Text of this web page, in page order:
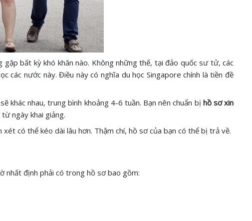
gặp bất kỳ khó khăn nào. Không những thế, tại đảo quốc sư tử, các
các nước này. Điều này có nghĩa du học Singapore chính là tiền đề
khác nhau, trung bình khoảng 4-6 tuần. Bạn nên chuẩn bị hồ sơ xin
ngày khai giảng.
có thể kéo dài lâu hơn. Thậm chí, hồ sơ của bạn có thể bị trả về.
nhất định phải có trong hồ sơ bao gồm: